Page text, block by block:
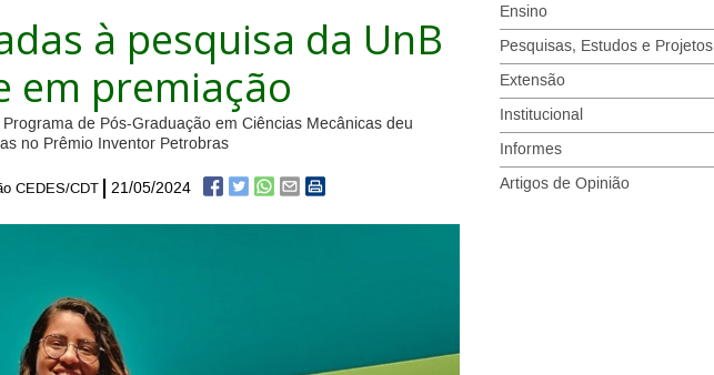
à pesquisa da UnB
em premiação
de Pós-Graduação em Ciências Mecânicas deu
no Prêmio Inventor Petrobras
CEDES/CDT 21/05/2024
Ensino
Pesquisas, Estudos e Projetos
Extensão
Institucional
Informes
Artigos de Opinião